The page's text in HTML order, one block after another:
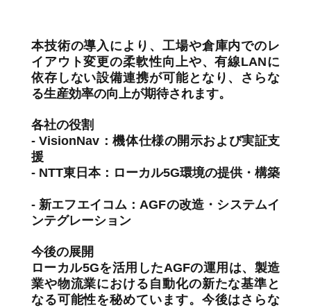
本技術の導入により、工場や倉庫内でのレ
イアウト変更の柔軟性向上や、有線LANに
依存しない設備連携が可能となり、さらな
る生産効率の向上が期待されます。
各社の役割
- VisionNav：機体仕様の開示および実証支
援
- NTT東日本：ローカル5G環境の提供・構築
- 新エフエイコム：AGFの改造・システムイ
ンテグレーション
今後の展開
ローカル5Gを活用したAGFの運用は、製造
業や物流業における自動化の新たな基準と
なる可能性を秘めています。今後はさらな